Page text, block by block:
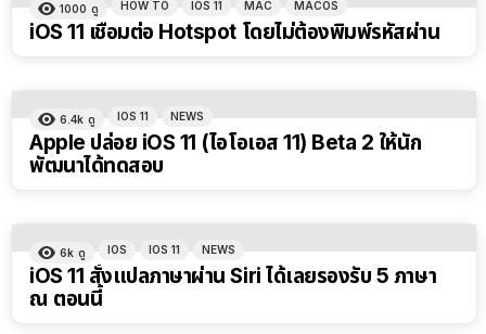
1000 ดู HOW TO IOS 11 MAC MACOS
iOS 11 เชื่อมต่อ Hotspot โดยไม่ต้องพิมพ์รหัสผ่าน
6.4k ดู IOS 11 NEWS
Apple ปล่อย iOS 11 (ไอโอเอส 11) Beta 2 ให้นัก
พัฒนาได้ทดสอบ
6k ดู IOS IOS 11 NEWS
iOS 11 สั่งแปลภาษาผ่าน Siri ได้เลยรองรับ 5 ภาษา
ณ ตอนนี้